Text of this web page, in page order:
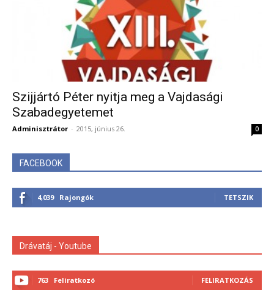
Szijjártó Péter nyitja meg a Vajdasági
Szabadegyetemet
Adminisztrátor - 2015, június 26. 0
FACEBOOK
4,039 Rajongók TETSZIK
Drávatáj - Youtube
763 Feliratkozó FELIRATKOZÁS